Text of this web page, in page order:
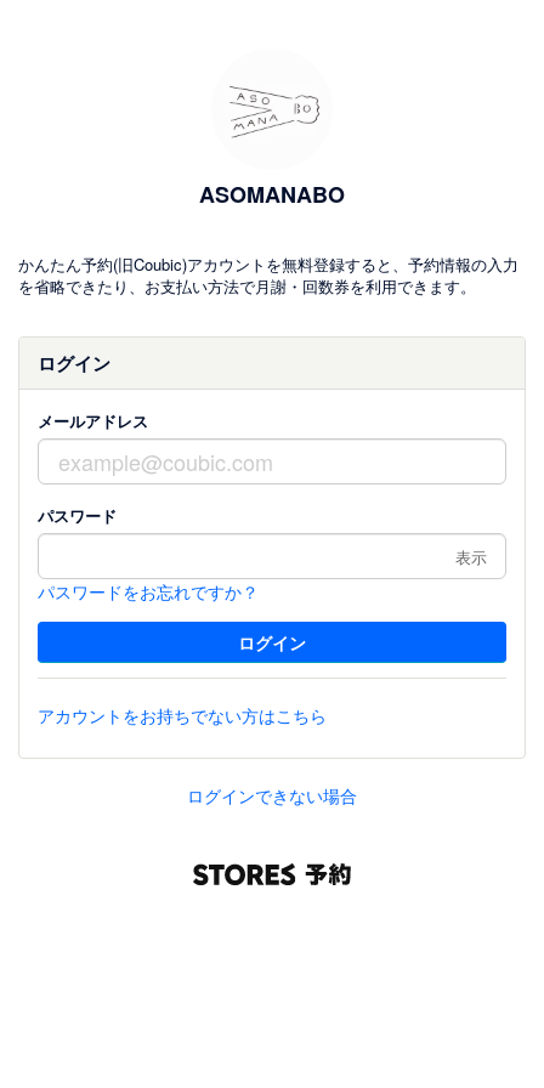
ASOMANABO
かんたん予約(旧Coubic)アカウントを無料登録すると、予約情報の入力
を省略できたり、お支払い方法で月謝・回数券を利用できます。
ログイン
メールアドレス
パスワード
表示
パスワードをお忘れですか？
アカウントをお持ちでない方はこちら
ログインできない場合